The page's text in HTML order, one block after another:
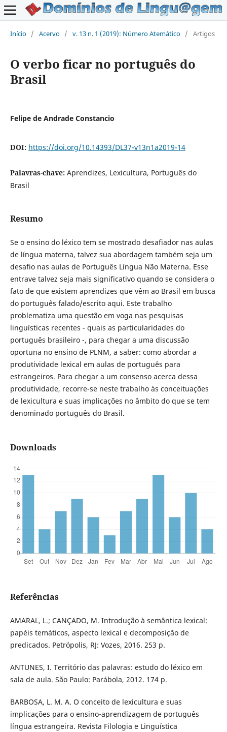
Início / Acervo / v. 13 n. 1 (2019): Número Atemático / Artigos
O verbo ficar no português do
Brasil
Felipe de Andrade Constancio
DOI: https://doi.org/10.14393/DL37-v13n1a2019-14
Palavras-chave: Aprendizes, Lexicultura, Português do
Brasil
Resumo
Se o ensino do léxico tem se mostrado desafiador nas aulas
de língua materna, talvez sua abordagem também seja um
desafio nas aulas de Português Língua Não Materna. Esse
entrave talvez seja mais significativo quando se considera o
fato de que existem aprendizes que vêm ao Brasil em busca
do português falado/escrito aqui. Este trabalho
problematiza uma questão em voga nas pesquisas
linguísticas recentes - quais as particularidades do
português brasileiro -, para chegar a uma discussão
oportuna no ensino de PLNM, a saber: como abordar a
produtividade lexical em aulas de português para
estrangeiros. Para chegar a um consenso acerca dessa
produtividade, recorre-se neste trabalho às conceituações
de lexicultura e suas implicações no âmbito do que se tem
denominado português do Brasil.
Downloads
Referências
AMARAL, L.; CANÇADO, M. Introdução à semântica lexical:
papéis temáticos, aspecto lexical e decomposição de
predicados. Petrópolis, RJ: Vozes, 2016. 253 p.
ANTUNES, I. Território das palavras: estudo do léxico em
sala de aula. São Paulo: Parábola, 2012. 174 p.
BARBOSA, L. M. A. O conceito de lexicultura e suas
implicações para o ensino-aprendizagem de português
língua estrangeira. Revista Filologia e Linguística